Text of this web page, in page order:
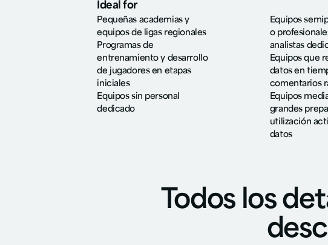
Ideal for
Pequeñas academias y
equipos de ligas regionales
Programas de
entrenamiento y desarrollo
de jugadores en etapas
iniciales
Equipos sin personal
dedicado
Equipos
o
analistas
Equipos que
datos en
comentarios
Equipos
grandes
utilización
datos
Todos los